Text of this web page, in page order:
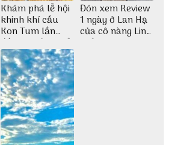
Khám phá lễ hội
khinh khí cầu
Kon Tum lần
đầu tiên được tổ
chức
Đón xem Review
1 ngày ở Lan Hạ
của cô nàng Linh
Trần